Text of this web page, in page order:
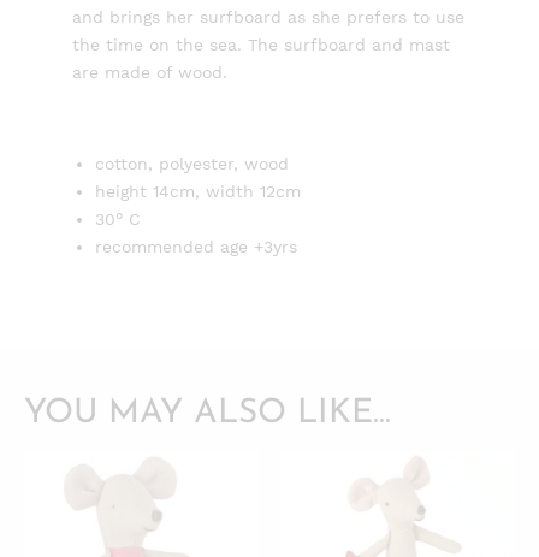
and brings her surfboard as she prefers to use
the time on the sea. The surfboard and mast
are made of wood.
cotton, polyester, wood
height 14cm, width 12cm
30° C
recommended age +3yrs
YOU MAY ALSO LIKE…
QUICKVIEW